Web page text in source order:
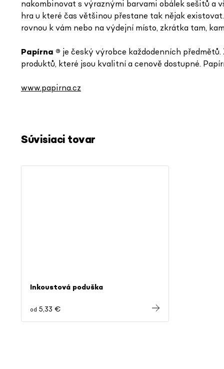
Súvisiaci tovar
Inkoustová poduška
od 5,33 €
nakombinovat s výraznými barvami obálek sešitů a
hra u které čas většinou přestane tak nějak
rovnou k vám nebo na výdejní místo, zkrátka tam,
Papírna ® je český výrobce každodenních
produktů, které jsou kvalitní a cenově dostupné.
www.papirna.cz